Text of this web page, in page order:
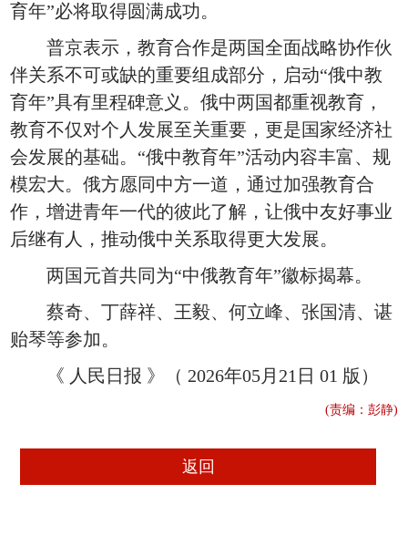
育年”必将取得圆满成功。
普京表示，教育合作是两国全面战略协作伙
伴关系不可或缺的重要组成部分，启动“俄中教
育年”具有里程碑意义。俄中两国都重视教育，
教育不仅对个人发展至关重要，更是国家经济社
会发展的基础。“俄中教育年”活动内容丰富、规
模宏大。俄方愿同中方一道，通过加强教育合
作，增进青年一代的彼此了解，让俄中友好事业
后继有人，推动俄中关系取得更大发展。
两国元首共同为“中俄教育年”徽标揭幕。
蔡奇、丁薛祥、王毅、何立峰、张国清、谌
贻琴等参加。
《 人民日报 》（ 2026年05月21日 01 版）
(责编：彭静)